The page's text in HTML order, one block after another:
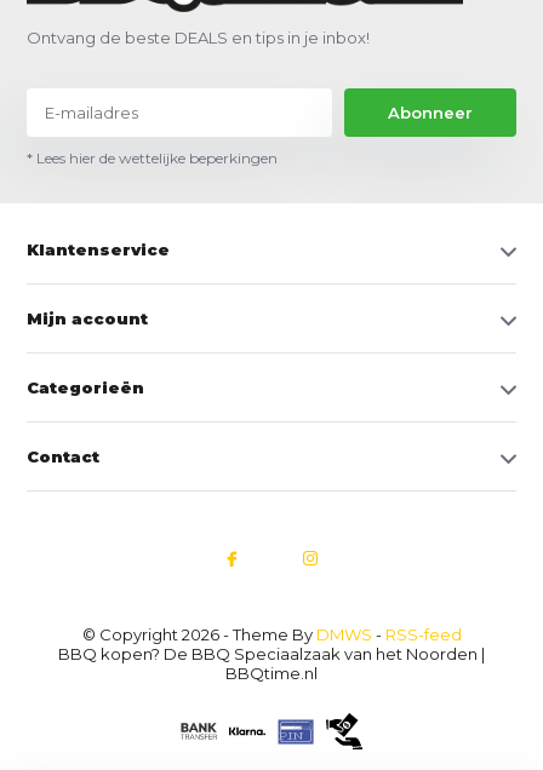
Ontvang de beste DEALS en tips in je inbox!
Abonneer
* Lees hier de wettelijke beperkingen
Klantenservice
Mijn account
Categorieën
Contact
© Copyright 2026 - Theme By DMWS - RSS-feed
BBQ kopen? De BBQ Speciaalzaak van het Noorden |
BBQtime.nl